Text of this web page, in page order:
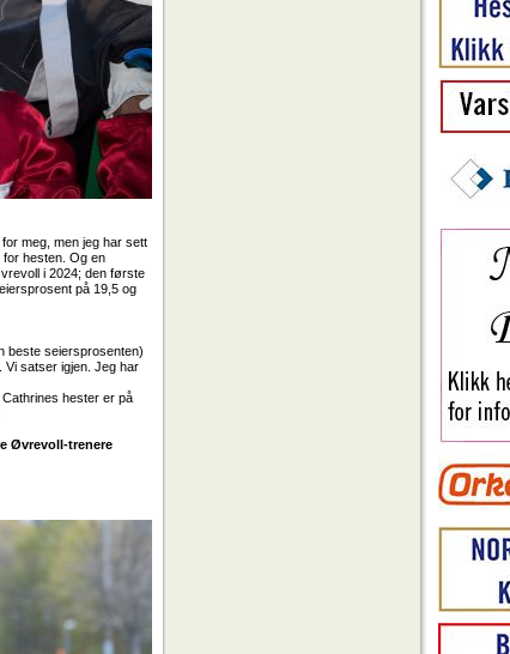
meg, men jeg har sett
for hesten. Og en
i 2024; den første
på 19,5 og
beste seiersprosenten)
satser igjen. Jeg har
hester er på
Øvrevoll-trenere